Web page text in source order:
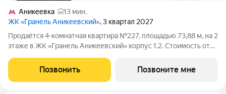
Аникеевка
13 мин.
ЖК «Гранель Аникеевский», 3 квартал 2027
Продаётся 4-комнатная квартира №227, площадью 73,88 м, на 2
этаже в ЖК «Гранель Аникеевский» корпус 1.2. Стоимость от
односторонняя, окна во двор. Проект расположился в
экологически чистом районе
Позвонить Позвоните мне